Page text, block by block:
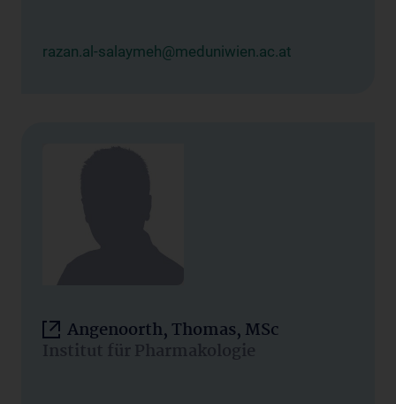
razan.al-salaymeh@meduniwien.ac.at
Angenoorth, Thomas, MSc
Institut für Pharmakologie